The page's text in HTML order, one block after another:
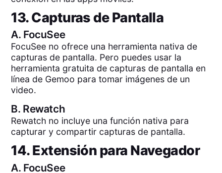
13. Capturas de Pantalla
A. FocuSee
FocuSee no ofrece una herramienta nativa de
capturas de pantalla. Pero puedes usar la
herramienta gratuita de capturas de pantalla en
línea de Gemoo para tomar imágenes de un
video.
B. Rewatch
Rewatch no incluye una función nativa para
capturar y compartir capturas de pantalla.
14. Extensión para Navegador
A. FocuSee